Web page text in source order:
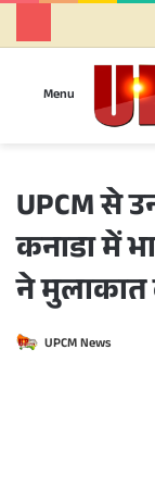
Menu
UPCM से
कनाडा में
ने मुलाकात
UPCM News